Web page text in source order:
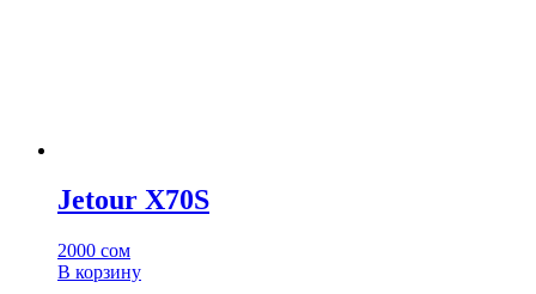
Jetour X70S
2000 сом
В корзину